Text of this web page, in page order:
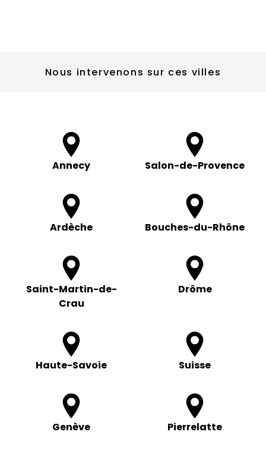
Nous intervenons sur ces villes
Annecy Salon-de-Provence
Ardèche Bouches-du-Rhône
Saint-Martin-de-
Crau
Drôme
Haute-Savoie Suisse
Genève Pierrelatte